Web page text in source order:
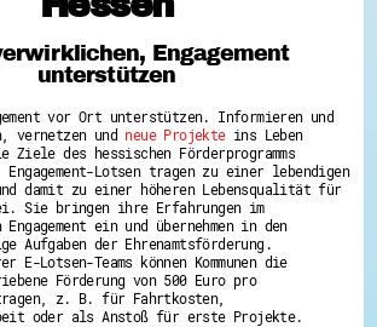
Hessen hilft Ukraine
Zeig uns dein Ehrenamt
Wettbewerb | Trikotwettbewerb
Wettbewerb | 80 Jahre Hessen - Engagement
mit Herz
8 Vereine x 80 Jahre x 1.000 €
Ausgezeichnete Projekte
Menschen des Respekts
SHARE IT: Teile deine Infos!
Gestalte dein Ehrenamt
Ehrenamts-Card Hessen
Engagement-Lotsen
Crowdfunding - Viele schaffen mehr
Engagement
unterstützen
vor Ort unterstützen. Informieren und
vernetzen und neue Projekteins Leben
des hessischen Förderprogramms
Engagement-Lotsen tragen zu einer lebendigen
damit zu einer höheren Lebensqualität für
Sie bringen ihre Erfahrungen im
ein und übernehmen in den
Aufgaben der Ehrenamtsförderung.
E-Lotsen-Teams können Kommunen die
Förderung von 500 Euro pro
z. B. für Fahrtkosten,
oder als Anstoß für erste Projekte.